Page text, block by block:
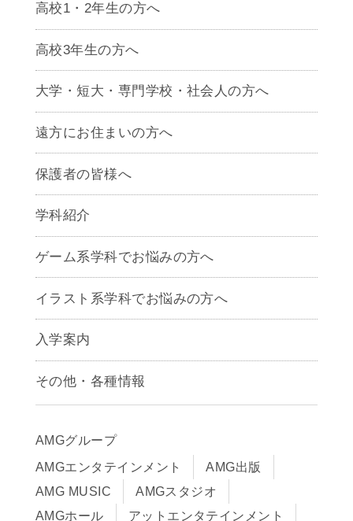
高校1・2年生の方へ
高校3年生の方へ
大学・短大・専門学校・社会人の方へ
遠方にお住まいの方へ
保護者の皆様へ
学科紹介
ゲームクリエイター学科
CG学科
アニメーション学科
声優学科
ゲーム系学科でお悩みの方へ
イラスト系学科でお悩みの方へ
入学案内
募集要項
早期出願制度・AOエントリー
入学までの流れ
学費サポート・各種制度
学費について
Q&A
その他・各種情報
アクセス
サイトポリシー
在校生・保護者の方へ
卒業生の皆様へ
AMGグループ
AMGエンタテインメント
AMG出版
AMG MUSIC
AMGスタジオ
AMGホール
アットエンタテインメント